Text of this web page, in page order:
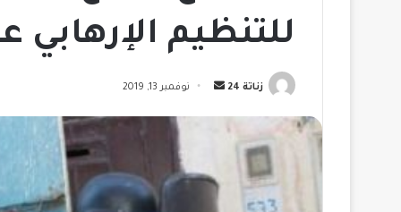
للتنظيم الإرهابي
زناتة 24
أرسل نوفمبر 13, 2019